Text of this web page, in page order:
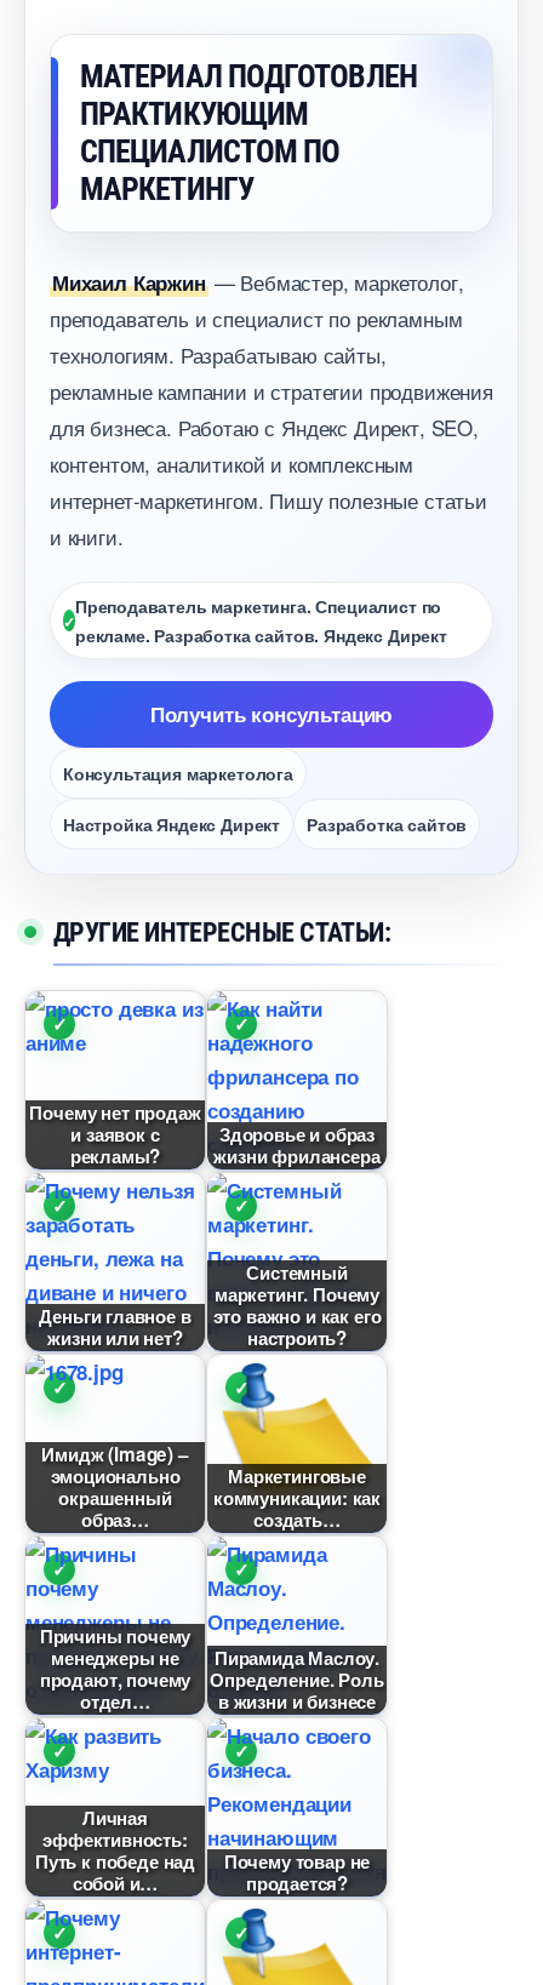
МАТЕРИАЛ ПОДГОТОВЛЕН
ПРАКТИКУЮЩИМ
СПЕЦИАЛИСТОМ ПО
МАРКЕТИНГУ
Михаил Каржин— Вебмастер, маркетолог,
преподаватель и специалист по рекламным
технологиям. Разрабатываю сайты,
рекламные кампании и стратегии продвижения
для бизнеса. Работаю с Яндекс Директ, SEO,
контентом, аналитикой и комплексным
интернет-маркетингом. Пишу полезные статьи
и книги.
Преподаватель маркетинга. Специалист по
рекламе. Разработка сайтов. Яндекс Директ
Получить консультацию
Консультация маркетолога
Настройка Яндекс Директ Разработка сайто
ДРУГИЕ ИНТЕРЕСНЫЕ СТАТЬИ:
Почему нет продаж
и заявок с
рекламы?
Здоровье и образ
жизни фрилансера
Деньги главное
жизни или нет?
Системный
маркетинг. Почему
это важно и как его
настроить?
Имидж (Image) –
эмоционально
окрашенный
образ
Маркетинговые
коммуникации: как
создать
Причины почему
менеджеры не
продают, почему
отдел
Пирамида Маслоу.
Определение. Роль
жизни и бизнесе
Личная
эффективность:
Путь к победе над
собой и
Почему товар не
продается?